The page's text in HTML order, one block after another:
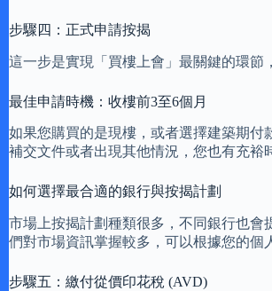
步驟四：正式申請按揭
這一步是實現「買樓上會」最關鍵的環節
最佳申請時機：收樓前3至6個月
如果您購買的是現樓，或者選擇建築期
補交文件或者出現其他情況，您也有充裕
如何選擇最合適的銀行與按揭計劃
市場上按揭計劃種類很多，不同銀行也
們對市場資訊掌握較多，可以根據您的個
步驟五：繳付從價印花稅 (AVD)